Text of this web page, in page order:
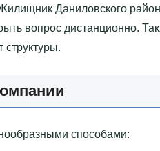
Даниловского
вопрос дистанционно.
способами: